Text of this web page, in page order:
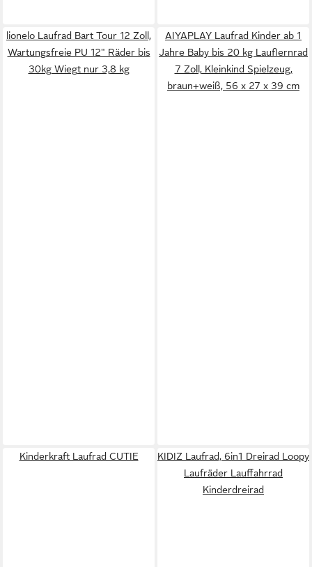
lionelo Laufrad Bart Tour 12 Zoll,
Wartungsfreie PU 12" Räder bis
30kg Wiegt nur 3,8 kg
AIYAPLAY Laufrad Kinder ab 1
Jahre Baby bis 20 kg Lauflernrad
7 Zoll, Kleinkind Spielzeug,
braun+weiß, 56 x 27 x 39 cm
Kinderkraft Laufrad CUTIE
KIDIZ Laufrad, 6in1 Dreirad Loopy
Laufräder Lauffahrrad
Kinderdreirad